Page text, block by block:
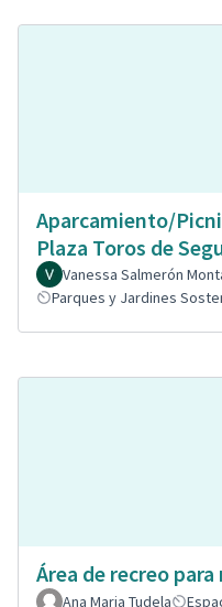
Aparcamiento/
Plaza Toros de
Vanessa Salmerón
Parques y Jardines
Área de recreo
Ana Maria Tudela